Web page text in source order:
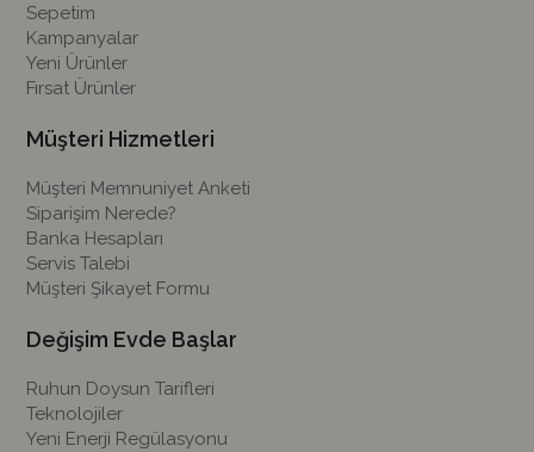
Sepetim
Kampanyalar
Yeni Ürünler
Fırsat Ürünler
Müşteri Hizmetleri
Müşteri Memnuniyet Anketi
Siparişim Nerede?
Banka Hesapları
Servis Talebi
Müşteri Şikayet Formu
Değişim Evde Başlar
Ruhun Doysun Tarifleri
Teknolojiler
Yeni Enerji Regülasyonu